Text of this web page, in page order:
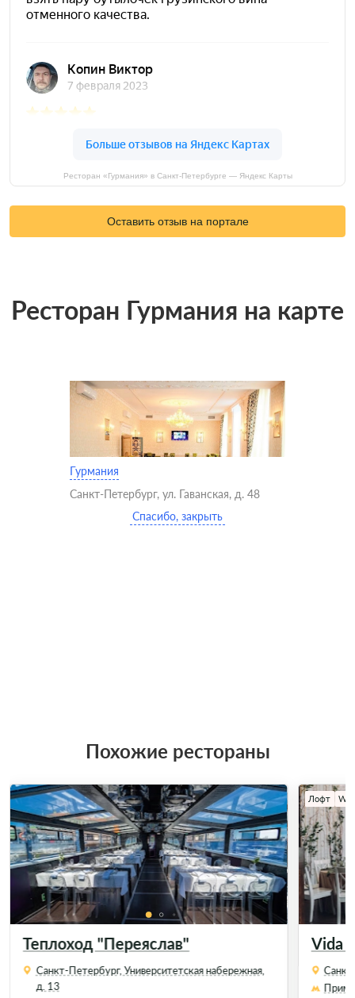
Ресторан «Гурмания» в Санкт-Петербурге — Яндекс Карты
Оставить отзыв на портале
Ресторан Гурмания на карте
Гурмания
Санкт-Петербург, ул. Гаванская, д. 48
Спасибо, закрыть
Похожие рестораны
Теплоход "Переяслав"
Санкт-Петербург, Университетская набережная,
д. 13
Vida
Лофт Wi-